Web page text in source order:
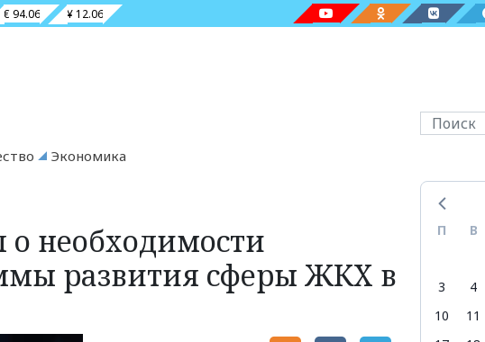
€ 94.06 ¥ 12.06
Экономика
необходимости
развития сферы ЖКХ в
П В
3
4
10
11